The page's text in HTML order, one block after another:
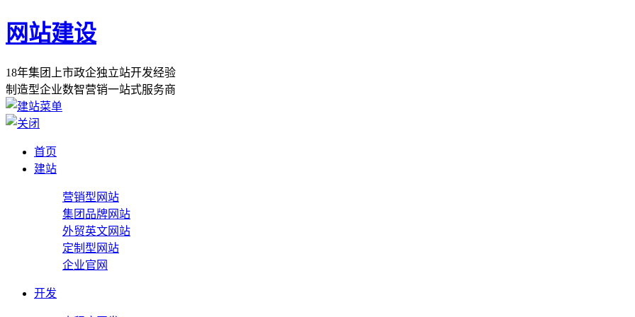
网站建设
18年集团 上市政企独立站开发经验
制 造型企业数智营销一站式服务商
首页
建站
营销型网站
集团品牌网站
外贸英文网站
定制型网站
企业官网
开发